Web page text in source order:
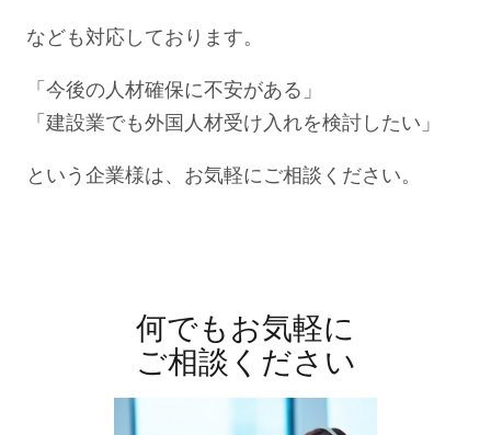
なども対応しております。
「今後の人材確保に不安がある」
「建設業でも外国人材受け入れを検討したい」
という企業様は、お気軽にご相談ください。
何でもお気軽に
ご相談ください